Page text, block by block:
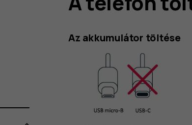
Az akkumulátor töltése